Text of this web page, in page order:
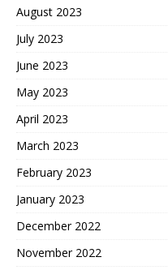
August 2023
July 2023
June 2023
May 2023
April 2023
March 2023
February 2023
January 2023
December 2022
November 2022